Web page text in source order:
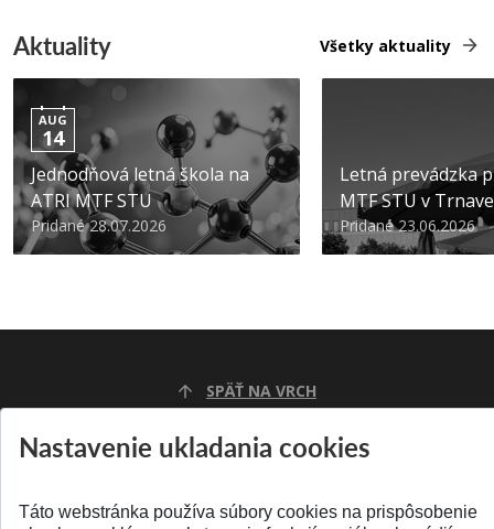
Aktuality Všetky aktuality
AUG
14
Jednodňová letná škola na
ATRI MTF STU
Pridané 28.07.2026
Letná prevádzka
MTF STU v Trnave
Pridané 23.06.2026
SPÄŤ NA VRCH
Nastavenie ukladania cookies
Táto webstránka používa súbory cookies na prispôsobenie